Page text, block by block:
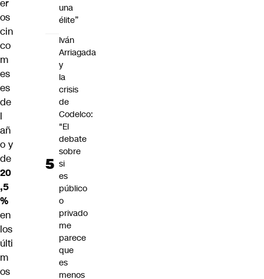
er
os
cin
co
m
es
es
de
l
añ
o y
de
20
,5
%
en
los
últi
m
os
una
élite”
Iván
Arriagada
y
la
crisis
de
Codelco:
"El
debate
sobre
si
es
público
o
privado
me
parece
que
es
menos